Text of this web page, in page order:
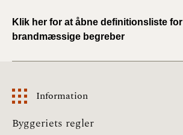
BR18 (1/1 - 30/6
2022)
2021)
Klik her for at åbne definitionsliste for
brandmæssige begreber
Information
Information
Byggeriets regler